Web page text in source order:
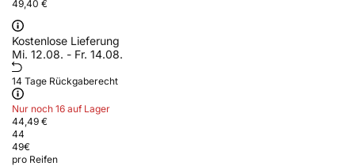
49,40 €
Kostenlose Lieferung
Mi. 12.08. - Fr. 14.08.
14 Tage Rückgaberecht
Nur noch 16 auf Lager
44,49 €
44
49€
pro Reifen